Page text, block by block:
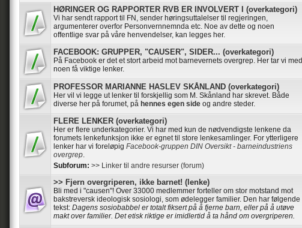
HØRINGER OG RAPPORTER RVB ER INVOLVERT I (overkategori)
Vi har sendt rapport til FN, sender høringsuttalelser til regjeringen,
argumenterer overfor Personvernnemnda etc. Noe av dette og noen
offentlige svar på våre henvendelser, kan legges her.
FACEBOOK: GRUPPER, "CAUSER", SIDER... (overkategori)
På Facebook er det et stort arbeid mot barnevernets overgrep. Her tar vi med
noen få viktige lenker.
PROFESSOR MARIANNE HASLEV SKÅNLAND (overkategori)
Her vil vi legge ut lenker til forskjellig som M. Skånland har skrevet. Både
diverse her på forumet, på hennes egen side og andre steder.
FLERE LENKER (overkategori)
Her er flere underkategorier. Vi har med kun de nødvendigste lenkene da
forumets lenkefunksjon ikke er egnet til store lenkesamlinger. For ytterligere
lenker har vi foreløpig Facebook-gruppen DIN Oversikt - barneindustriens
overgrep.
Subforum: >> Linker til andre resurser (forum)
>> Fjern overgriperen, ikke barnet! (lenke)
Bli med i "causen"! Over 33000 medlemmer forteller om stor motstand mot
bakstreversk ideologisk sosiologi, som ødelegger familier. Den har følgende
tekst: Dagens sosiobabbel er totalt fiksert på å fjerne barn, eller på å utøve
makt over familier. Det etisk riktige er imidlertid å ta hånd om overgriperen.